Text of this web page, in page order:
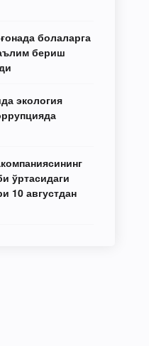
болаларга
бериш
экология
ўртасидаги
10 августдан